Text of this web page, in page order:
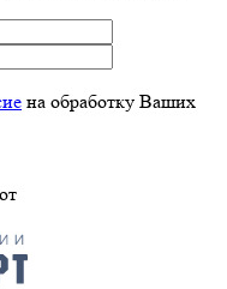
на обработку Ваших